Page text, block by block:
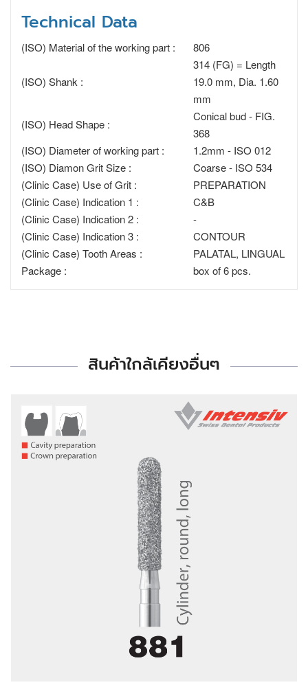
Technical Data
(ISO) Material of the working part : 806
(ISO) Shank :
314 (FG) = Length
19.0 mm, Dia. 1.60
mm
(ISO) Head Shape :
Conical bud - FIG.
368
(ISO) Diameter of working part :
1.2mm - ISO 012
(ISO) Diamon Grit Size :
Coarse - ISO 534
(Clinic Case) Use of Grit :
PREPARATION
(Clinic Case) Indication 1 :
C&B
(Clinic Case) Indication 2 :
-
(Clinic Case) Indication 3 :
CONTOUR
(Clinic Case) Tooth Areas :
PALATAL, LINGUAL
Package :
box of 6 pcs.
สินค้าใกล้เคียงอื่นๆ